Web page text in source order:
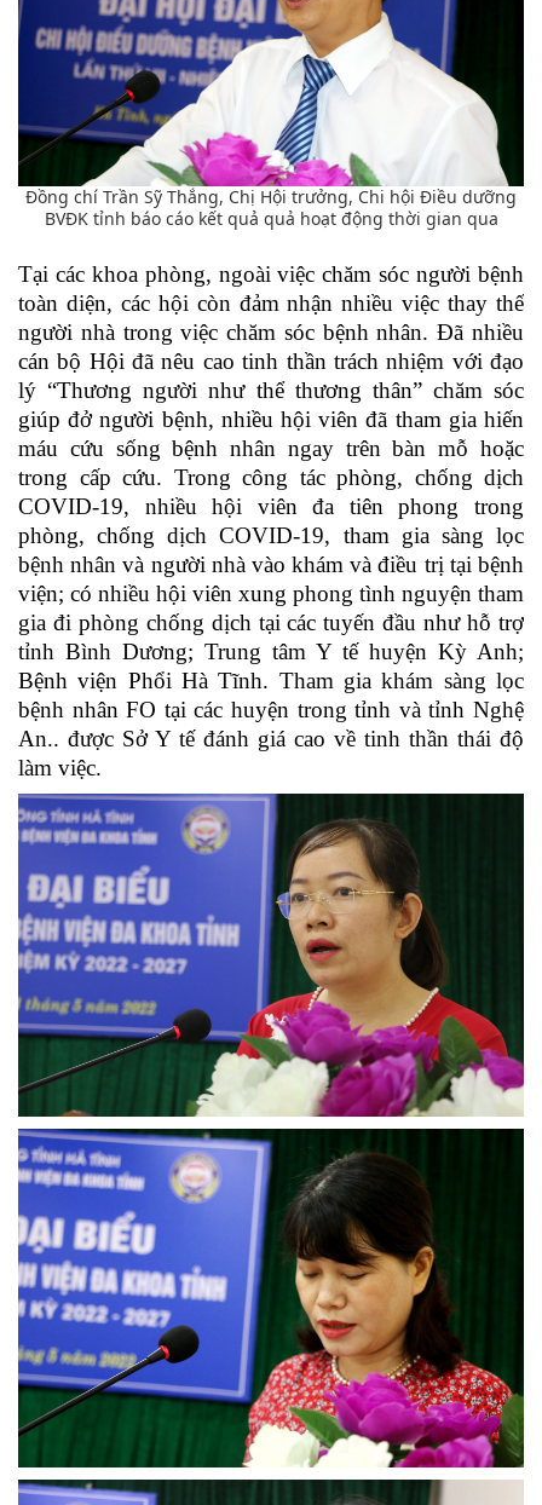
Đồng chí Trần Sỹ Thắng, Chị Hội trưởng, Chi hội Điều dưỡng
BVĐK tỉnh báo cáo kết quả quả hoạt động thời gian qua
Tại các khoa phòng, ngoài việc chăm sóc người bệnh
toàn diện, các hội còn đảm nhận nhiều việc thay thế
người nhà trong việc chăm sóc bệnh nhân. Đã nhiều
cán bộ Hội đã nêu cao tinh thần trách nhiệm với đạo
lý “Thương người như thể thương thân” chăm sóc
giúp đở người bệnh, nhiều hội viên đã tham gia hiến
máu cứu sống bệnh nhân ngay trên bàn mỗ hoặc
trong cấp cứu. Trong công tác phòng, chống dịch
COVID-19, nhiều hội viên đa tiên phong trong
phòng, chống dịch COVID-19, tham gia sàng lọc
bệnh nhân và người nhà vào khám và điều trị tại bệnh
viện; có nhiều hội viên xung phong tình nguyện tham
gia đi phòng chống dịch tại các tuyến đầu như hỗ trợ
tỉnh Bình Dương; Trung tâm Y tế huyện Kỳ Anh;
Bệnh viện Phổi Hà Tĩnh. Tham gia khám sàng lọc
bệnh nhân FO tại các huyện trong tỉnh và tỉnh Nghệ
An.. được Sở Y tế đánh giá cao về tinh thần thái độ
làm việc.